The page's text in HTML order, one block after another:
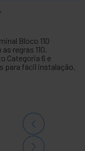
Bloco 110
regras 110.
Categoria 6 e
para fácil instalação.